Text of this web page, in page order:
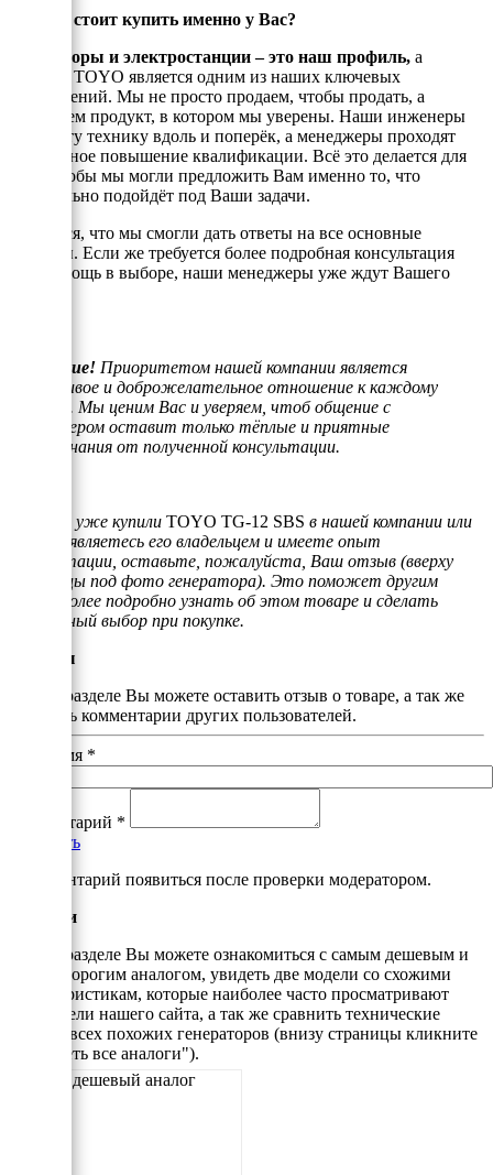
Почему стоит купить именно у Вас?
Генераторы и электростанции – это наш профиль, а
техника TOYO является одним из наших ключевых
направлений. Мы не просто продаем, чтобы продать, а
реализуем продукт, в котором мы уверены. Наши инженеры
знают эту технику вдоль и поперёк, а менеджеры проходят
постоянное повышение квалификации. Всё это делается для
того, чтобы мы могли предложить Вам именно то, что
оптимально подойдёт под Ваши задачи.
Надеемся, что мы смогли дать ответы на все основные
вопросы. Если же требуется более подробная консультация
или помощь в выборе, наши менеджеры уже ждут Вашего
Внимание! Приоритетом нашей компании является
отзывчивое и доброжелательное отношение к каждому
клиенту. Мы ценим Вас и уверяем, чтоб общение с
менеджером оставит только тёплые и приятные
воспоминания от полученной консультации.
Если Вы уже купили TOYO TG-12 SBS в нашей компании или
просто являетесь его владельцем и имеете опыт
эксплуатации, оставьте, пожалуйста, Ваш отзыв (вверху
страницы под фото генератора). Это поможет другим
людям более подробно узнать об этом товаре и сделать
правильный выбор при покупке.
Отзывы
В этом разделе Вы можете оставить отзыв о товаре, а так же
почитать комментарии других пользователей.
Ваше имя *
Комментарий *
Добавить
*Комментарий появиться после проверки модератором.
Аналоги
В этом разделе Вы можете ознакомиться с самым дешевым и
самым дорогим аналогом, увидеть две модели со схожими
характеристикам, которые наиболее часто просматривают
посетители нашего сайта, а так же сравнить технические
данные всех похожих генераторов (внизу страницы кликните
"Смотреть все аналоги").
Самый дешевый аналог